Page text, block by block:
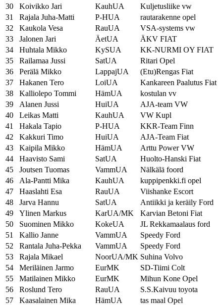
30
Koivikko Jari KauhUA
Kuljetusliike vw
31
Rajala Juha-Matti P-HUA
rautarakenne opel
32
Kaukola Vesa RauUA
VSA-systems vw
33
Jalonen Jari ÄetUA
ÄKV FIAT
34
Huhtala Mikko KySUA
KK-NURMI OY FIAT
35
Railamaa Jussi SatUA
Ritari Opel
36
Perälä Mikko LappajUA
(Etu)Rengas Fiat
37
Hakanen Tero LoiUA
Kankareen Paalutus Fiat
38
Kalliolepo Tommi HämUA
kostulan vv
39
Alanen Jussi HuiUA
AJA-team VW
40
Leikas Matti KauhUA
VW Kupl
41
Hakala Tapio P-HUA
KKR-Team Finn
42
Kakkuri Timo HuiUA
AJA-Team Fiat
43
Kaipila Mikko HämUA
Arttu Power VW
44
Haavisto Sami SatUA
Huolto-Hanski Fiat
45
Joutsen Tuomas VammUA
Nälkälä foord
46
Ala-Pantti Mika KauhUA
kuppipenkki.fi opel
47
Haaslahti Esa RauUA
Viishanke Escort
48
Jarva Hannu SatUA
Antiikki ja keräily Ford
49
Ylinen Markus KarUA/MK
Karvian Betoni Fiat
50
Suominen Mikko KokeUA
JL Rekkamaalaus ford
51
Kallio Janne VammUA
Speedy Ford
52
Rantala Juha-Pekka VammUA
Speedy Ford
53
Rajala Mikael NoorUA/MK Suhina Volvo
54
Meriläinen Jarmo EurMK
SD-Tiimi Colt
55
Matilainen Mikko EurMK
Mihun Kone Opel
56
Roslund Tero RauUA
S.S.Kaivuu toyota
57
Kaasalainen Mika HämUA
tas maal Opel